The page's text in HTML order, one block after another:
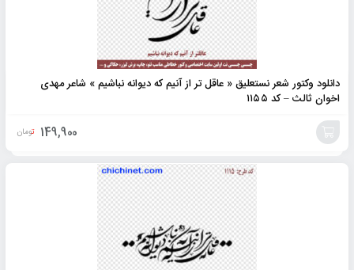
دانلود وکتور شعر نستعلیق « عاقل تر از آنیم که دیوانه نباشیم » شاعر مهدی
اخوان ثالث – کد ۱۱۵۵
149,900 تومان